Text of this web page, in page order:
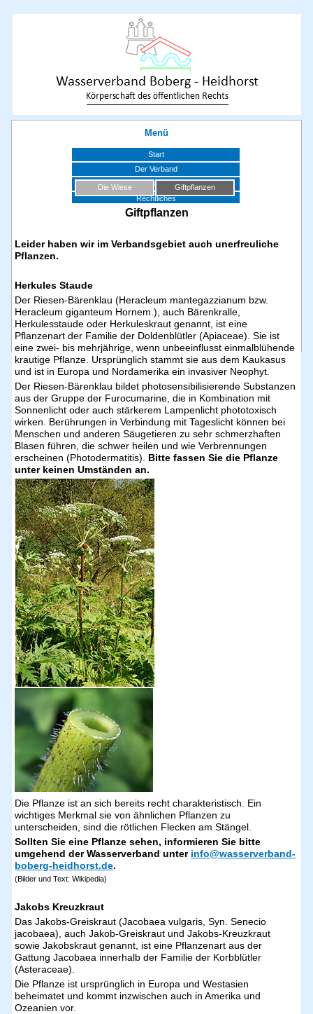
Menü
Start
Der Verband
Gremien
Rechtliches
Pflege der Anlagen
Termine
Impressionen
Impressum
Kontakt und Informationen
Wasserverband Boberg-Heidhorst
Körperschaft des öffentlichen Rechts
Bockhorster Weg 1
21031 Hamburg
Kontakt:
Haben Sie Fragen, Probleme oder Anregungen? Schreiben sie uns eine Mail an
info@wasserverband-boberg-heidhorst.de
Offizielle Bekanntmachungen:
Schaukasten am Bürgerhaus
Bockhorster Weg 1
21031 Hamburg
Sprechstunde:
1. Mittwoch im Monat um 19 Uhr im Büro des Bürgerhauses Dorfanger Boberg
Bockhorster Weg 1
21031 Hamburg
Die Wiese Giftpflanzen
Giftpflanzen
Leider haben wir im Verbandsgebiet auch unerfreuliche
Pflanzen.
Herkules Staude
Der Riesen-Bärenklau (Heracleum mantegazzianum bzw.
Heracleum giganteum Hornem.), auch Bärenkralle,
Herkulesstaude oder Herkuleskraut genannt, ist eine
Pflanzenart der Familie der Doldenblütler (Apiaceae). Sie ist
eine zwei- bis mehrjährige, wenn unbeeinflusst einmalblühende
krautige Pflanze. Ursprünglich stammt sie aus dem Kaukasus
und ist in Europa und Nordamerika ein invasiver Neophyt.
Der Riesen-Bärenklau bildet photosensibilisierende Substanzen
aus der Gruppe der Furocumarine, die in Kombination mit
Sonnenlicht oder auch stärkerem Lampenlicht phototoxisch
wirken. Berührungen in Verbindung mit Tageslicht können bei
Menschen und anderen Säugetieren zu sehr schmerzhaften
Blasen führen, die schwer heilen und wie Verbrennungen
erscheinen (Photodermatitis). Bitte fassen Sie die Pflanze
unter keinen Umständen an.
Die Pflanze ist an sich bereits recht charakteristisch. Ein
wichtiges Merkmal sie von ähnlichen Pflanzen zu
unterscheiden, sind die rötlichen Flecken am Stängel.
Sollten Sie eine Pflanze sehen, informieren Sie bitte
umgehend der Wasserverband unter info@wasserverband-
boberg-heidhorst.de.
(Bilder und Text: Wikipedia)
Jakobs Kreuzkraut
Das Jakobs-Greiskraut (Jacobaea vulgaris, Syn. Senecio
jacobaea), auch Jakob-Greiskraut und Jakobs-Kreuzkraut
sowie Jakobskraut genannt, ist eine Pflanzenart aus der
Gattung Jacobaea innerhalb der Familie der Korbblütler
(Asteraceae).
Die Pflanze ist ursprünglich in Europa und Westasien
beheimatet und kommt inzwischen auch in Amerika und
Ozeanien vor.